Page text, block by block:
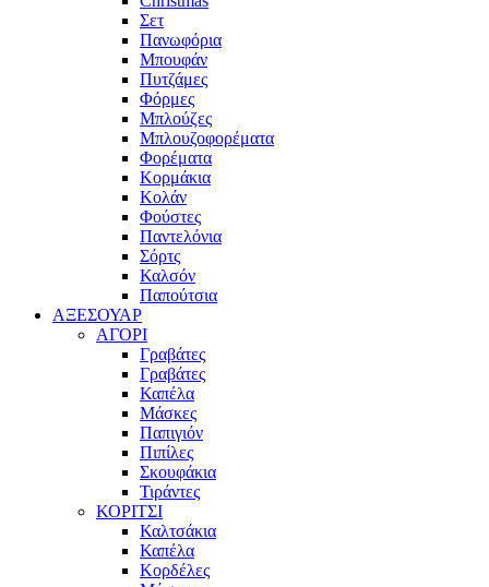
Σετ
Πανωφόρια
Μπουφάν
Πυτζάμες
Φόρμες
Μπλούζες
Μπλουζοφορέματα
Φορέματα
Κορμάκια
Κολάν
Φούστες
Παντελόνια
Σόρτς
Καλσόν
Παπούτσια
ΑΞΕΣΟΥΑΡ
ΑΓΟΡΙ
Γραβάτες
Γραβάτες
Καπέλα
Μάσκες
Παπιγιόν
Πιπίλες
Σκουφάκια
Τιράντες
ΚΟΡΙΤΣΙ
Καλτσάκια
Καπέλα
Κορδέλες